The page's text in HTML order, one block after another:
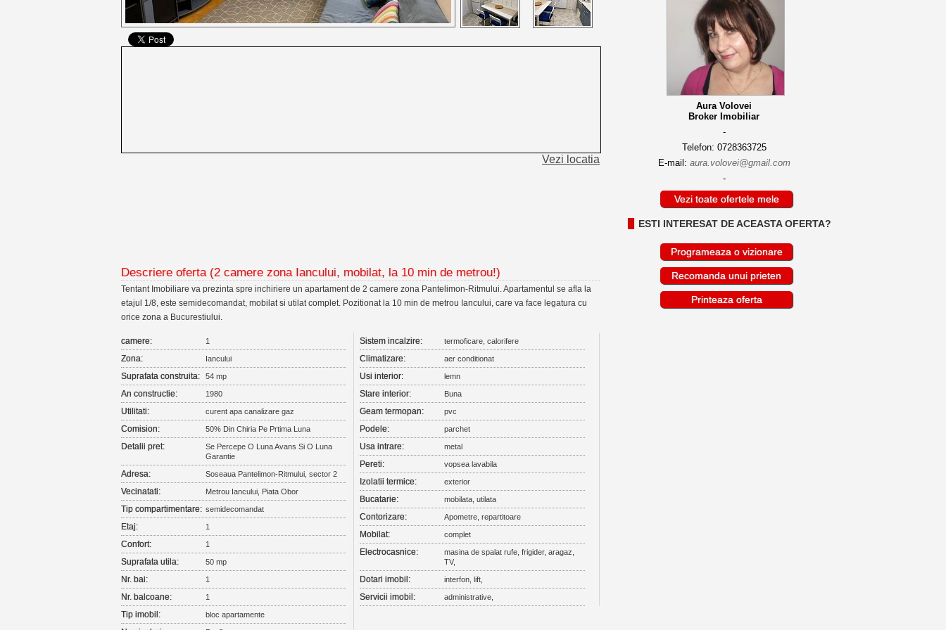
Vezi locatia
Descriere oferta (2 camere zona Iancului, mobilat, la 10 min de metrou!)
Tentant Imobiliare va prezinta spre inchiriere un apartament de 2 camere zona Pantelimon-Ritmului. Apartamentul se afla la
etajul 1/8, este semidecomandat, mobilat si utilat complet. Pozitionat la 10 min de metrou Iancului, care va face legatura cu
orice zona a Bucurestiului.
camere: 1
Zona: Iancului
Suprafata construita: 54 mp
An constructie: 1980
Utilitati: curent apa canalizare gaz
Comision: 50% Din Chiria Pe Prtima Luna
Detalii pret:
Se Percepe O Luna Avans Si O Luna
Garantie
Adresa: Soseaua Pantelimon-Ritmului, sector 2
Vecinatati: Metrou Iancului, Piata Obor
Tip compartimentare: semidecomandat
Etaj: 1
Confort: 1
Suprafata utila: 50 mp
Nr. bai: 1
Nr. balcoane: 1
Tip imobil: bloc apartamente
Sistem incalzire: termoficare, calorifere
Climatizare: aer conditionat
Usi interior: lemn
Stare interior: Buna
Geam termopan: pvc
Podele: parchet
Usa intrare: metal
Pereti: vopsea lavabila
Izolatii termice: exterior
Bucatarie: mobilata, utilata
Contorizare: Apometre, repartitoare
Mobilat: complet
Electrocasnice:
masina de spalat rufe, frigider, aragaz,
TV,
Dotari imobil: interfon, lift,
Servicii imobil: administrative,
Aura Volovei
Broker Imobiliar
-
Telefon: 0728363725
E-mail: aura.volovei@gmail.com
-
Vezi toate ofertele mele
ESTI INTERESAT DE ACEASTA OFERTA?
Programeaza o vizionare
Recomanda unui prieten
Printeaza oferta